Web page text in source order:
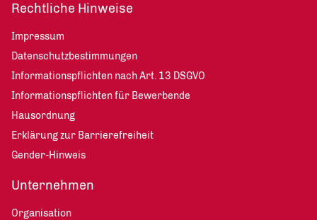
Rechtliche Hinweise
Impressum
Datenschutzbestimmungen
Informationspflichten nach Art. 13 DSGVO
Informationspflichten für Bewerbende
Hausordnung
Erklärung zur Barrierefreiheit
Gender-Hinweis
Unternehmen
Organisation